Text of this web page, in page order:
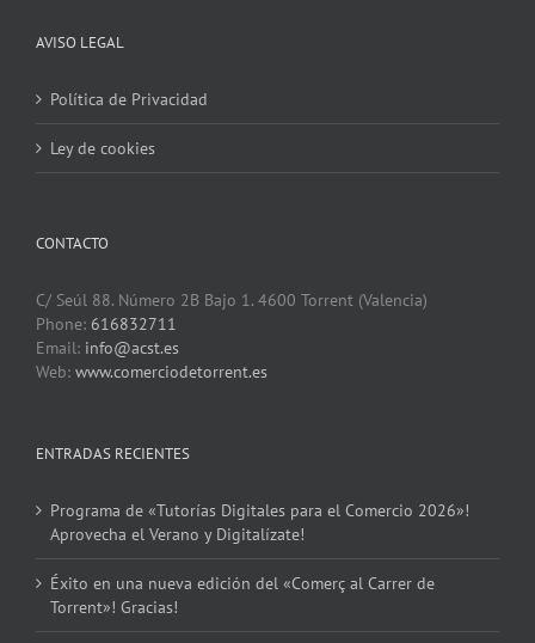
AVISO LEGAL
Política de Privacidad
Ley de cookies
CONTACTO
C/ Seúl 88. Número 2B Bajo 1. 4600 Torrent (Valencia)
Phone: 616832711
Email: info@acst.es
Web: www.comerciodetorrent.es
ENTRADAS RECIENTES
Programa de «Tutorías Digitales para el Comercio 2026»!
Aprovecha el Verano y Digitalízate!
Éxito en una nueva edición del «Comerç al Carrer de
Torrent»! Gracias!